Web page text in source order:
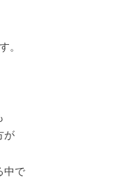
。
が
中で